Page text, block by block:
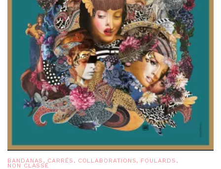
BANDANAS ,CARRÉS , COLLABORATIONS, FOULARDS ,
NON CLASSÉ